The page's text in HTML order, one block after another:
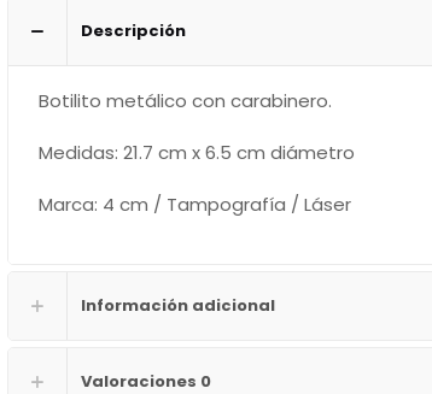
Descripción
Botilito metálico con carabinero.
Medidas: 21.7 cm x 6.5 cm diámetro
Marca: 4 cm / Tampografía / Láser
Información adicional
Valoraciones 0